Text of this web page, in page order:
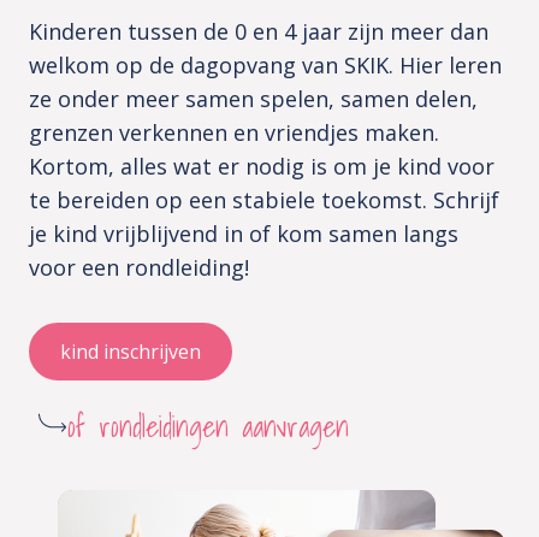
Kinderen tussen de 0 en 4 jaar zijn meer dan
welkom op de dagopvang van SKIK. Hier leren
ze onder meer samen spelen, samen delen,
grenzen verkennen en vriendjes maken.
Kortom, alles wat er nodig is om je kind voor
te bereiden op een stabiele toekomst. Schrijf
je kind vrijblijvend in of kom samen langs
voor een rondleiding!
kind inschrijven
of rondleidingen aanvragen